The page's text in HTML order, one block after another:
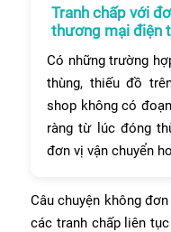
Tranh chấp với
thương mại điện
Có những trường
thùng, thiếu đồ
shop không có
ràng từ lúc đóng
đơn vị vận chuyển
Câu chuyện không
các tranh chấp liên